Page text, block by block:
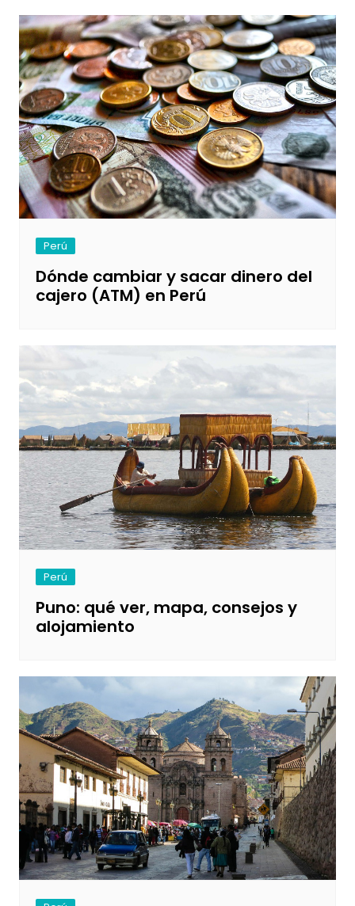
Perú
Dónde cambiar y sacar dinero del
cajero (ATM) en Perú
Perú
Puno: qué ver, mapa, consejos y
alojamiento